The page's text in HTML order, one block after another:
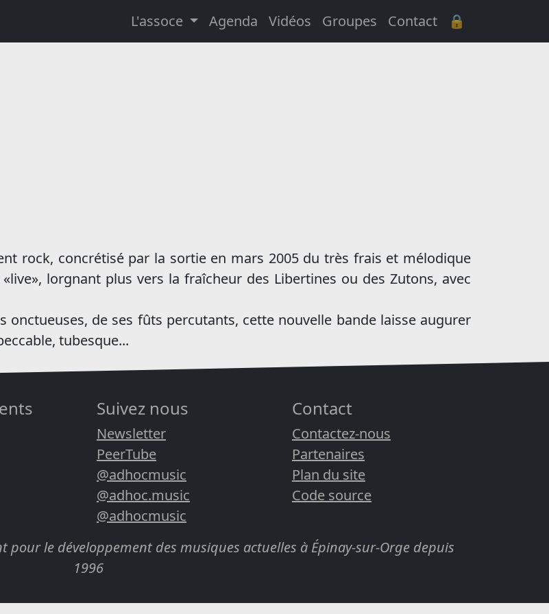
L'assoce Agenda Vidéos Groupes Contact 🔒
rock, concrétisé par la sortie en mars 2005 du très frais et mélodique
lorgnant plus vers la fraîcheur des Libertines ou des Zutons, avec
onctueuses, de ses fûts percutants, cette nouvelle bande laisse augurer
tubesque...
Suivez nous
Newsletter
PeerTube
@adhocmusic
@adhoc.music
@adhocmusic
Contact
Contactez-nous
Partenaires
Plan du site
Code source
le développement des musiques actuelles à Épinay-sur-Orge depuis
1996